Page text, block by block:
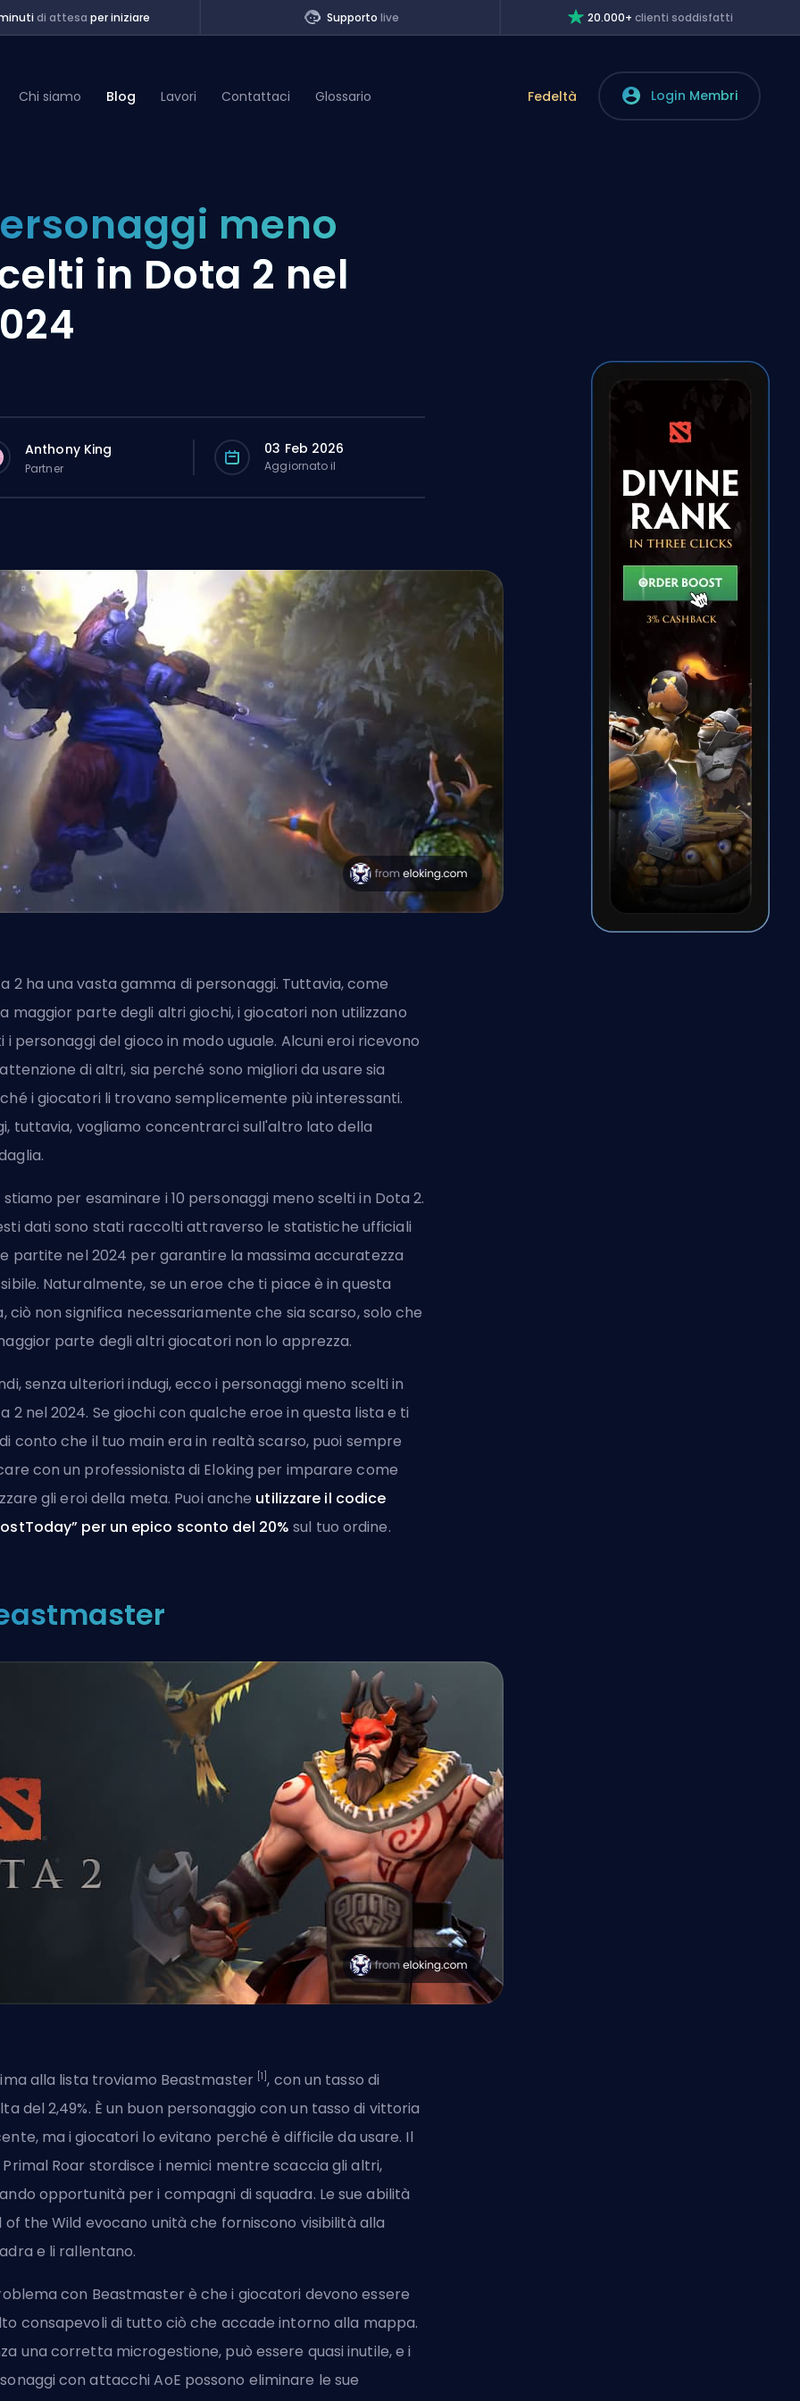
di attesa per iniziare Supporto live 20.000+clienti soddisfatti
Chi siamo Blog Lavori Contattaci Glossario Fedeltà Login Membri
meno
in Dota 2 nel
Anthony King
Partner
03 Feb 2026
Aggiornato il
2 ha una vasta gamma di personaggi. Tuttavia, come
maggior parte degli altri giochi, i giocatori non utilizzano
i personaggi del gioco in modo uguale. Alcuni eroi ricevono
di altri, sia perché sono migliori da usare sia
i giocatori li trovano semplicemente più interessanti.
tuttavia, vogliamo concentrarci sull'altro lato della
stiamo per esaminare i 10 personaggi meno scelti in Dota 2.
dati sono stati raccolti attraverso le statistiche ufficiali
partite nel 2024 per garantire la massima accuratezza
Naturalmente, se un eroe che ti piace è in questa
ciò non significa necessariamente che sia scarso, solo che
parte degli altri giocatori non lo apprezza.
senza ulteriori indugi, ecco i personaggi meno scelti in
2 nel 2024. Se giochi con qualche eroe in questa lista e ti
conto che il tuo main era in realtà scarso, puoi sempre
con un professionista di Eloking per imparare come
gli eroi della meta. Puoi anche utilizzare il codice
per un epico sconto del 20% sul tuo ordine.
alla lista troviamo Beastmaster [1] , con un tasso di
del 2,49%. È un buon personaggio con un tasso di vittoria
ma i giocatori lo evitano perché è difficile da usare. Il
Primal Roar stordisce i nemici mentre scaccia gli altri,
opportunità per i compagni di squadra. Le sue abilità
of the Wild evocano unità che forniscono visibilità alla
e li rallentano.
con Beastmaster è che i giocatori devono essere
consapevoli di tutto ciò che accade intorno alla mappa.
una corretta microgestione, può essere quasi inutile, e i
con attacchi AoE possono eliminare le sue